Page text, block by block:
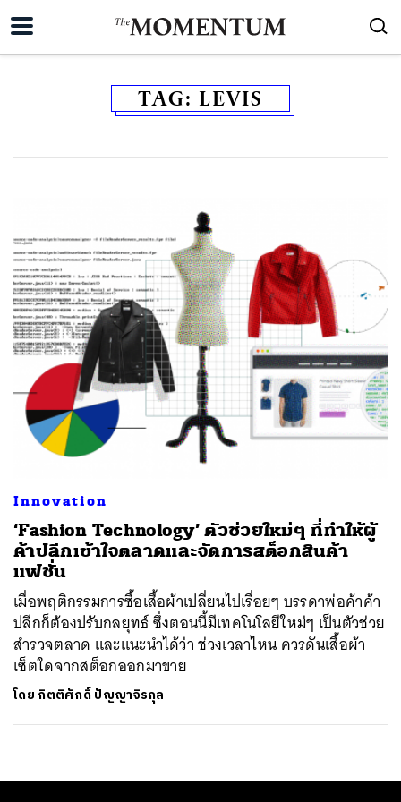
TAG: LEVIS
Innovation
‘Fashion Technology’ ตัวช่วยใหม่ๆ ที่ทำให้ผู้
ค้าปลีกเข้าใจตลาดและจัดการสต็อกสินค้า
แฟชั่น
เมื่อพฤติกรรมการซื้อเสื้อผ้าเปลี่ยนไปเรื่อยๆ บรรดาพ่อค้าค้า
ปลีกก็ต้องปรับกลยุทธ์ ซึ่งตอนนี้มีเทคโนโลยีใหม่ๆ เป็นตัวช่วย
สำรวจตลาด และแนะนำได้ว่า ช่วงเวลาไหน ควรดันเสื้อผ้า
เซ็ตใดจากสต็อกออกมาขาย
โดย กิตติศักดิ์ ปัญญาจิรกุล
ค้นหา